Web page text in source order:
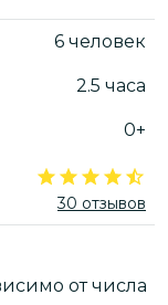
6 человек
2.5 часа
0+
30 отзывов
от числа